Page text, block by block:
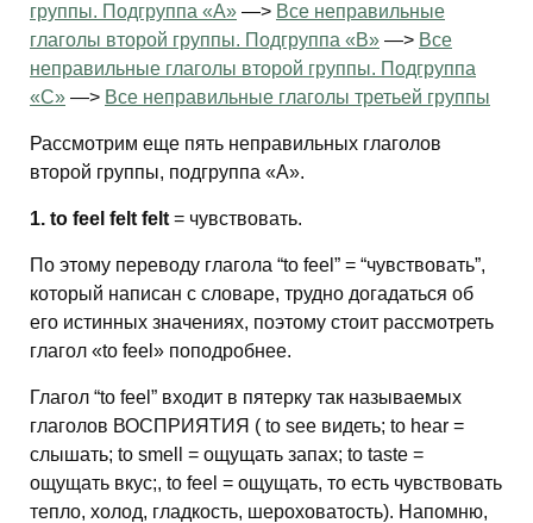
группы. Подгруппа «А» —> Все неправильные
глаголы второй группы. Подгруппа «В» —> Все
неправильные глаголы второй группы. Подгруппа
«С» —> Все неправильные глаголы третьей группы
Рассмотрим еще пять неправильных глаголов
второй группы, подгруппа «А».
1. to feel felt felt = чувствовать.
По этому переводу глагола “to feel” = “чувствовать”,
который написан с словаре, трудно догадаться об
его истинных значениях, поэтому стоит рассмотреть
глагол «to feel» поподробнее.
Глагол “to feel” входит в пятерку так называемых
глаголов ВОСПРИЯТИЯ ( to see видеть; to hear =
слышать; to smell = ощущать запах; to taste =
ощущать вкус;, to feel = ощущать, то есть чувствовать
тепло, холод, гладкость, шероховатость). Напомню,